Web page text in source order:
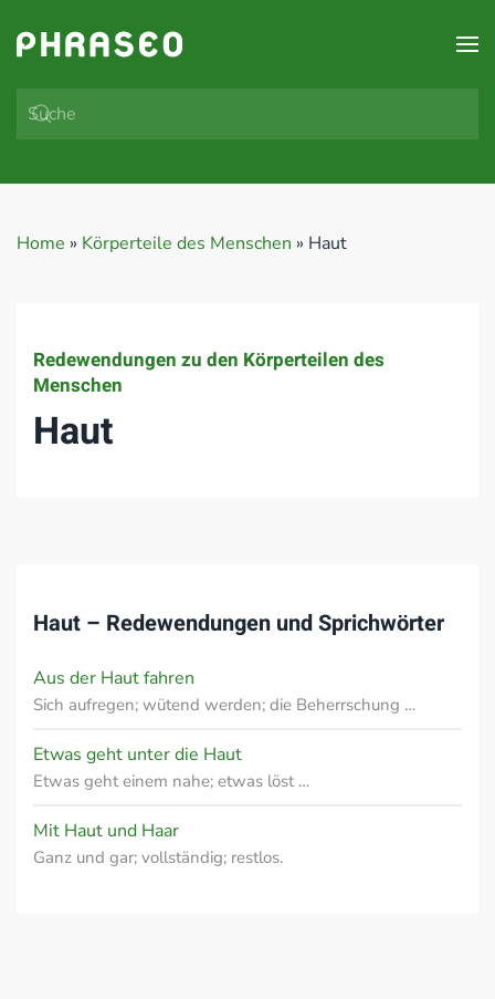
Zum Hauptinhalt springen
Home » Körperteile des Menschen » Haut
Redewendungen zu den Körperteilen des
Menschen
Haut
Haut – Redewendungen und Sprichwörter
Aus der Haut fahren
Sich aufregen; wütend werden; die Beherrschung …
Etwas geht unter die Haut
Etwas geht einem nahe; etwas löst …
Mit Haut und Haar
Ganz und gar; vollständig; restlos.